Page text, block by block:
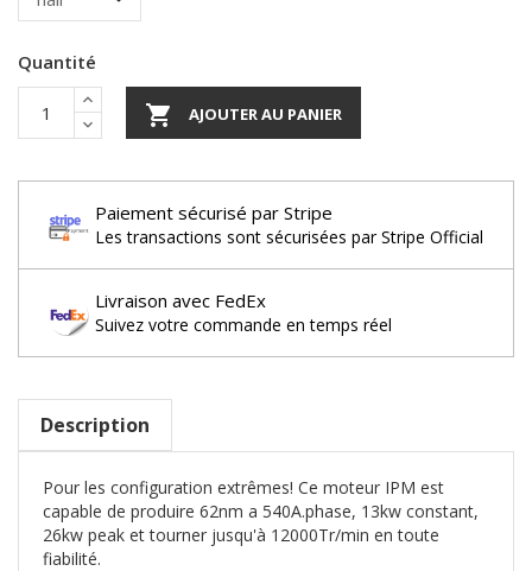
Quantité
 AJOUTER AU PANIER
Paiement sécurisé par Stripe
Les transactions sont sécurisées par Stripe Official
Livraison avec FedEx
Suivez votre commande en temps réel
Description
Pour les configuration extrêmes! Ce moteur IPM est
capable de produire 62nm a 540A.phase, 13kw constant,
26kw peak et tourner jusqu'à 12000Tr/min en toute
fiabilité.